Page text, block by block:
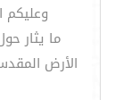
وعليكم
ما يثار
الأرض